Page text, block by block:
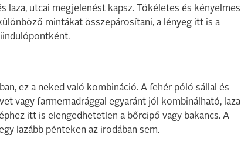
laza, utcai megjelenést kapsz. Tökéletes és kényelmes
mintákat összepárosítani, a lényeg itt is a
ez a neked való kombináció. A fehér póló sállal és
vagy farmernadrággal egyaránt jól kombinálható, laza
itt is elengedhetetlen a bőrcipő vagy bakancs. A
lazább pénteken az irodában sem.